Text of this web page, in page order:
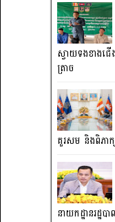
ស្វាយទងខាងជ
ត្រាច
គួរសម និងពិភាក្
នាយកដ្ឋានរដ្ឋប